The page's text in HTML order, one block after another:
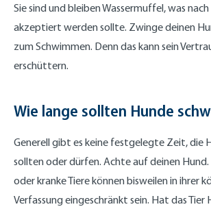
Sie sind und bleiben Wassermuffel, was
akzeptiert werden sollte. Zwinge deinen
zum Schwimmen. Denn das kann sein
erschüttern.
Wie lange sollten Hunde
Generell gibt es keine festgelegte Zeit, die
sollten oder dürfen. Achte auf deinen
oder kranke Tiere können bisweilen in ihrer
Verfassung eingeschränkt sein. Hat das Tier